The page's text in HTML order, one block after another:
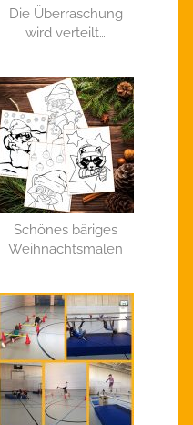
Die Überraschung
wird verteilt…
Schönes bäriges
Weihnachtsmalen